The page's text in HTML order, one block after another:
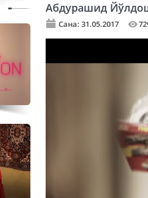
Абдурашид
Сана: 31.05.2017